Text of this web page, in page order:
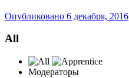
Опубликовано 6 декабря, 2016
All
Модераторы